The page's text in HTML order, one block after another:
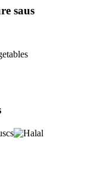
saus